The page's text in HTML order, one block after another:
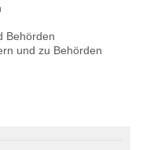
Behörden
und zu Behörden